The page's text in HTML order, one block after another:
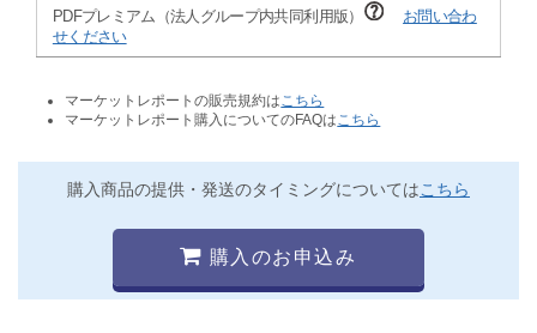
PDFプレミアム（法人グループ内共同利用版）
お問い合わ
せください
マーケットレポートの販売規約は こちら
マーケットレポート購入についてのFAQは こちら
購入商品の提供・発送のタイミングについてはこちら
購入のお申込み